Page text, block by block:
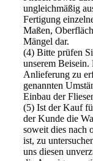
ungleichmäßig
Fertigung
Maßen,
Mängel dar.
(4) Bitte prüfen
unserem
Anlieferung zu
genannten
Einbau der
(5) Ist der Kauf
der Kunde die
soweit dies nach
ist, zu
uns diesen